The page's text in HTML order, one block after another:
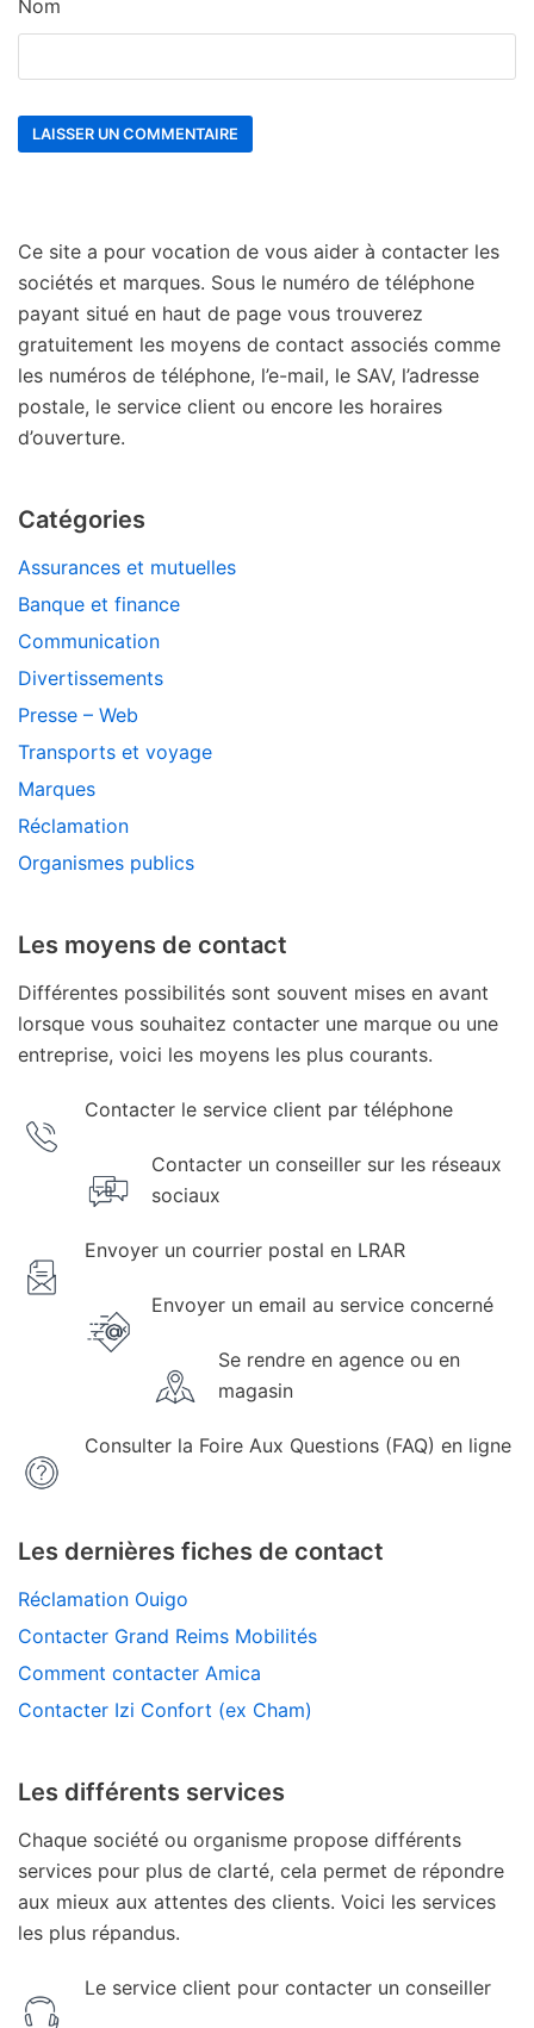
Nom
Ce site a pour vocation de vous aider à contacter les
sociétés et marques. Sous le numéro de téléphone
payant situé en haut de page vous trouverez
gratuitement les moyens de contact associés comme
les numéros de téléphone, l’e-mail, le SAV, l’adresse
postale, le service client ou encore les horaires
d’ouverture.
Catégories
Assurances et mutuelles
Banque et finance
Communication
Divertissements
Presse – Web
Transports et voyage
Marques
Réclamation
Organismes publics
Les moyens de contact
Différentes possibilités sont souvent mises en avant
lorsque vous souhaitez contacter une marque ou une
entreprise, voici les moyens les plus courants.
Contacter le service client par téléphone
Contacter un conseiller sur les réseaux
sociaux
Envoyer un courrier postal en LRAR
Envoyer un email au service concerné
Se rendre en agence ou en
magasin
Consulter la Foire Aux Questions (FAQ) en ligne
Les dernières fiches de contact
Réclamation Ouigo
Contacter Grand Reims Mobilités
Comment contacter Amica
Contacter Izi Confort (ex Cham)
Les différents services
Chaque société ou organisme propose différents
services pour plus de clarté, cela permet de répondre
aux mieux aux attentes des clients. Voici les services
les plus répandus.
Le service client pour contacter un conseiller